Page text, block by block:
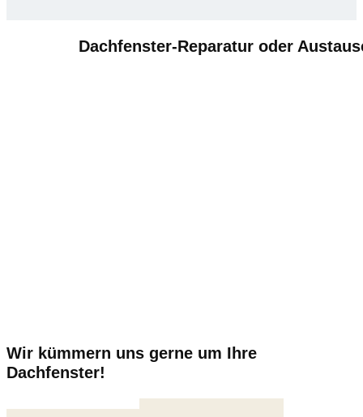
Dachfenster-Reparatur oder
Wir kümmern uns gerne um Ihre
Dachfenster!